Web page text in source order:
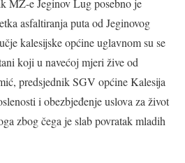
MZ-e Jeginov Lug posebno je
asfaltiranja puta od Jeginovog
kalesijske općine uglavnom su se
koji u navećoj mjeri žive od
predsjednik SGV općine Kalesija
i obezbjeđenje uslova za život
zbog čega je slab povratak mladih